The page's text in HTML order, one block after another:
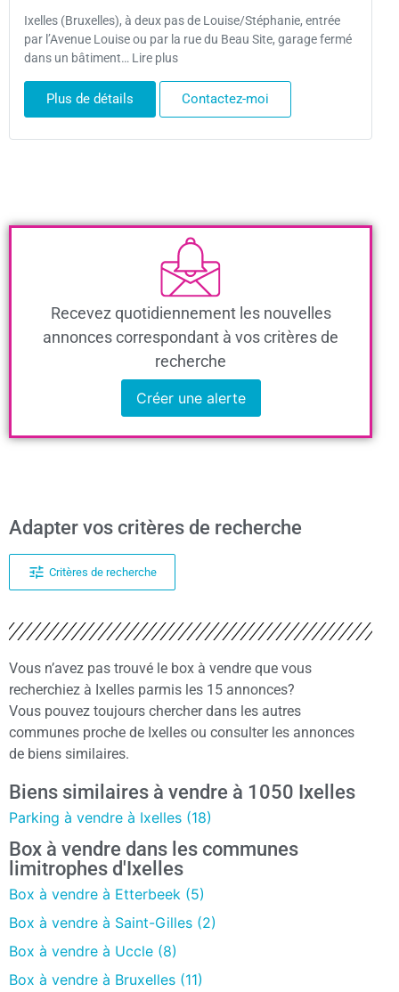
Ixelles (Bruxelles), à deux pas de Louise/Stéphanie, entrée
par l’Avenue Louise ou par la rue du Beau Site, garage fermé
dans un bâtiment… Lire plus
Plus de détails Contactez-moi
Recevez quotidiennement les nouvelles
annonces correspondant à vos critères de
recherche
Créer une alerte
Adapter vos critères de recherche
Critères de recherche
Vous n’avez pas trouvé le box à vendre que vous
recherchiez à Ixelles parmis les 15 annonces?
Vous pouvez toujours chercher dans les autres
communes proche de Ixelles ou consulter les annonces
de biens similaires.
Biens similaires à vendre à 1050 Ixelles
Parking à vendre à Ixelles (18)
Box à vendre dans les communes
limitrophes d'Ixelles
Box à vendre à Etterbeek (5)
Box à vendre à Saint-Gilles (2)
Box à vendre à Uccle (8)
Box à vendre à Bruxelles (11)